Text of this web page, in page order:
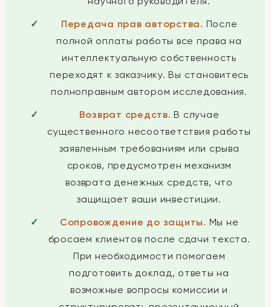
Передача прав авторства. После
полной оплаты работы все права на
интеллектуальную собственность
переходят к заказчику. Вы становитесь
полноправным автором исследования.
Возврат средств. В случае
существенного несоответствия работы
заявленным требованиям или срыва
сроков, предусмотрен механизм
возврата денежных средств, что
защищает ваши инвестиции.
Сопровождение до защиты. Мы не
бросаем клиентов после сдачи текста.
При необходимости помогаем
подготовить доклад, ответы на
возможные вопросы комиссии и